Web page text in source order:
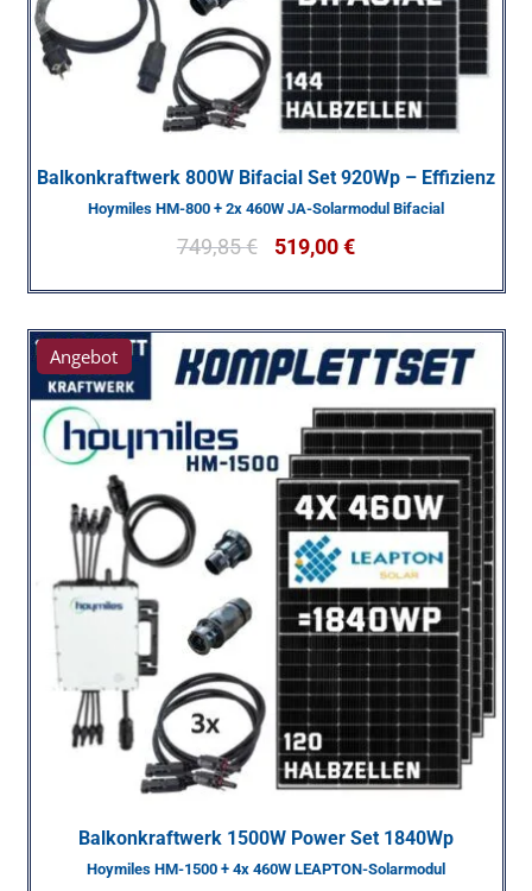
Balkonkraftwerk 800W Bifacial Set 920Wp – Effizienz
Hoymiles HM-800 + 2x 460W JA-Solarmodul Bifacial
749,85€ 519,00€
Angebot
Balkonkraftwerk 1500W Power Set 1840Wp
Hoymiles HM-1500 + 4x 460W LEAPTON-Solarmodul